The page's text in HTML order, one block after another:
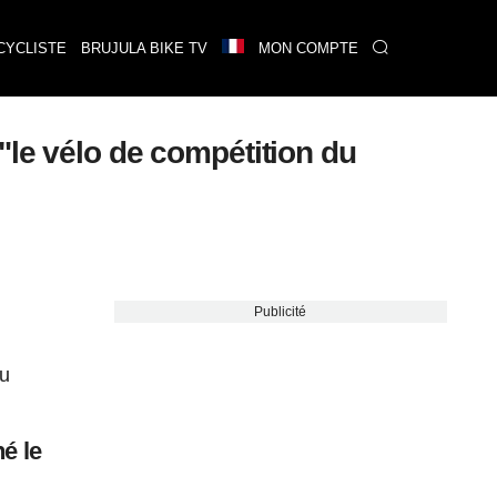
BRUJULA BIKE TV MON COMPTE
vélo de compétition du
le
Publicité